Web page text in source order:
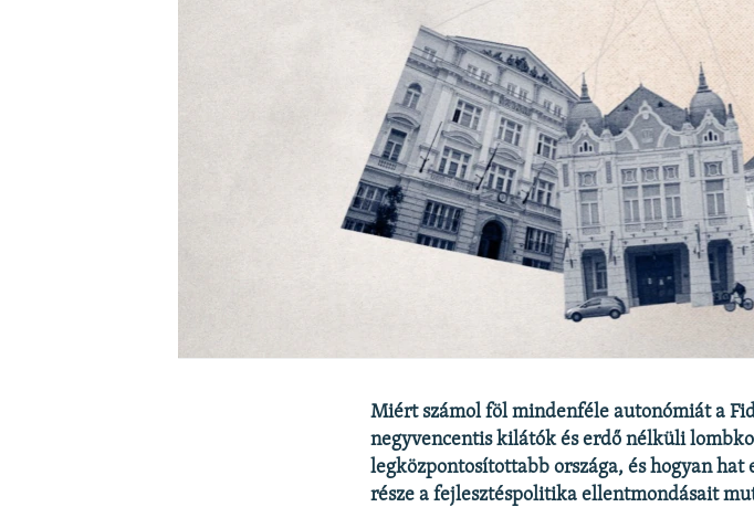
Miért számol föl mindenféle autonómiát a
negyvencentis kilátók és erdő nélküli
legközpontosítottabb országa, és hogyan
része a fejlesztéspolitika ellentmondásait